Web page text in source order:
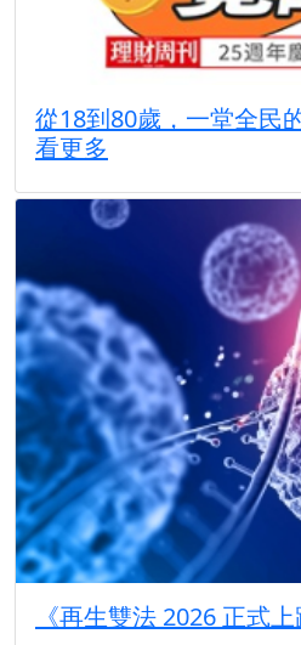
從18到80歲，一堂全民
看更多
《再生雙法 2026 正式上